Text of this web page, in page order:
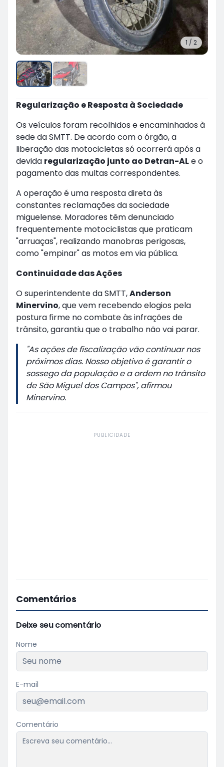
1 / 2
Regularização e Resposta à Sociedade
Os veículos foram recolhidos e encaminhados à
sede da SMTT. De acordo com o órgão, a
liberação das motocicletas só ocorrerá após a
devida regularização junto ao Detran-ALe o
pagamento das multas correspondentes.
A operação é uma resposta direta às
constantes reclamações da sociedade
miguelense. Moradores têm denunciado
frequentemente motociclistas que praticam
"arruaças", realizando manobras perigosas,
como "empinar" as motos em via pública.
Continuidade das Ações
O superintendente da SMTT,Anderson
Minervino, que vem recebendo elogios pela
postura firme no combate às infrações de
trânsito, garantiu que o trabalho não vai parar.
"As ações de fiscalização vão continuar nos
próximos dias. Nosso objetivo é garantir o
sossego da população e a ordem no trânsito
de São Miguel dos Campos", afirmou
Minervino.
PUBLICIDADE
Comentários
Deixe seu comentário
Nome
E-mail
Comentário